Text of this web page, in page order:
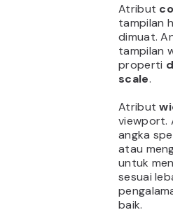
Atribut
tampilan
dimuat.
tampilan
properti
scale.
Atribut
viewport.
angka
atau
untuk
sesuai
baik.